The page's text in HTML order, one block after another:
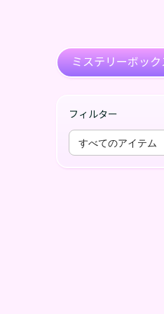
ミステリーボック
フィルター
すべてのアイテム